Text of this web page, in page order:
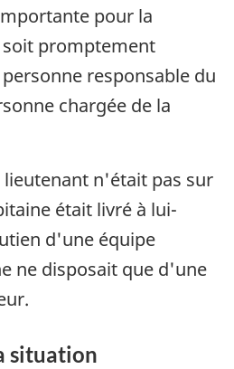
pour la
promptement
responsable du
chargée de la
n'était pas sur
était livré à lui-
d'une équipe
ne disposait que d'une
situation